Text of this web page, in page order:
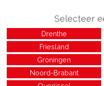
Selecteer
Drenthe
Friesland
Groningen
Noord-Brabant